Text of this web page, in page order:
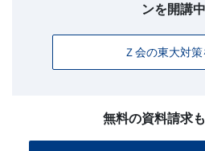
ンを開講中
Ｚ会の東大対
無料の資料請求